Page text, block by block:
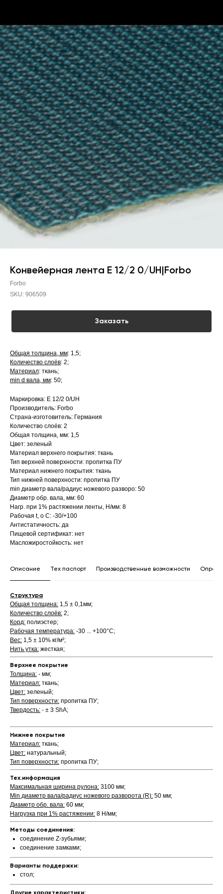
Конвейерная лента E 12/2 0/UH|Forbo
Forbo
SKU: 906509
Заказать
Общая толщина, мм: 1,5;
Количество слоёв: 2;
Материал: ткань;
min d вала, мм: 50;
Маркировка: E 12/2 0/UH
Производитель: Forbo
Страна-изготовитель: Германия
Количество слоёв: 2
Общая толщина, мм: 1,5
Цвет: зеленый
Материал верхнего покрытия: ткань
Тип верхней поверхности: пропитка ПУ
Материал нижнего покрытия: ткань
Тип нижней поверхности: пропитка ПУ
min диаметр вала/радиус ножевого разворо: 50
Диаметр обр. вала, мм: 60
Нагр. при 1% растяжении ленты, Н/мм: 8
Рабочая t, о С: -30/+100
Антистатичность: да
Пищевой сертификат: нет
Масложиростойкость: нет
Описание Тех паспорт Производственные возможности
Структура
Общая толщина: 1,5 ± 0,1мм;
Количество слоёв: 2;
Корд: полиэстер;
Рабочая температура: -30 ... +100°С;
Вес: 1,5 ± 10% кг/м²;
Нить утка: жесткая;
Верхнее покрытие
Толщина: - мм;
Материал: ткань;
Цвет: зеленый;
Тип поверхности: пропитка ПУ;
Твердость: - ± 3 ShA;
Нижнее покрытие
Материал: ткань;
Цвет: натуральный;
Тип поверхности: пропитка ПУ;
Тех.информация
Максимальная ширина рулона: 3100 мм;
Min диаметр вала/радиус ножевого разворота (R): 50 мм;
Диаметр обр. вала: 60 мм;
Нагрузка при 1% растяжении: 8 Н/мм;
Методы соединения:
соединение Z-зубьями;
соединение замками;
Варианты поддержки:
стол;
Другие характеристики: